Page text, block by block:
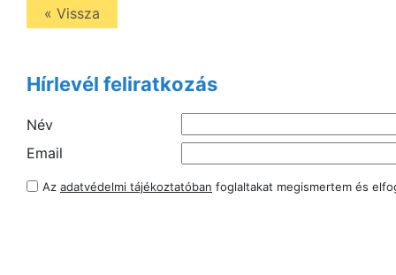
« Vissza
Hírlevél feliratkozás
Név
Email
Az adatvédelmi tájékoztatóban foglaltakat megismertem és